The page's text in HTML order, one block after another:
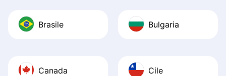
Brasile Bulgaria
Canada Cile